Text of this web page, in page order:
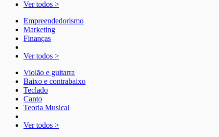
Ver todos >
Empreendedorismo
Marketing
Finanças
Ver todos >
Violão e guitarra
Baixo e contrabaixo
Teclado
Canto
Teoria Musical
Ver todos >